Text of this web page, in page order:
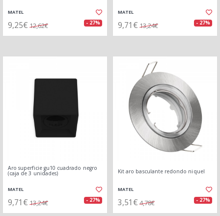
MATEL
9,25€ 12,62€ - 27%
MATEL
9,71€ 13,24€ - 27%
Aro superficie gu10 cuadrado negro
(caja de 3 unidades)
MATEL
9,71€ 13,24€ - 27%
Kit aro basculante redondo niquel
MATEL
3,51€ 4,78€ - 27%